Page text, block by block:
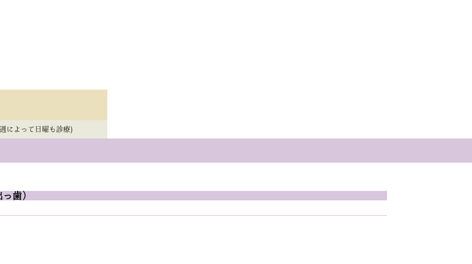
によって日曜も診療)
歯）